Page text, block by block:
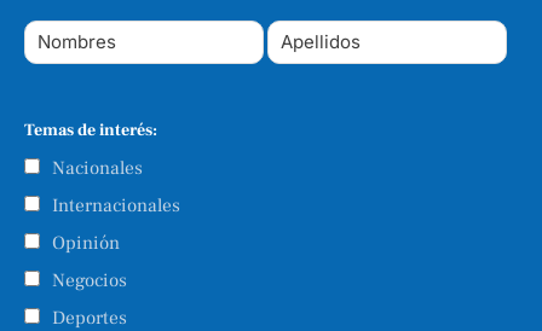
Temas de interés:
Nacionales
Internacionales
Opinión
Negocios
Deportes